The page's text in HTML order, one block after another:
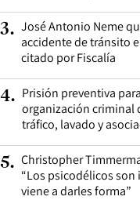
3. José Antonio Neme
accidente de tránsito
citado por Fiscalía
4. Prisión preventiva
organización criminal
tráfico, lavado y
5. Christopher
“Los psicodélicos
viene a darles forma”